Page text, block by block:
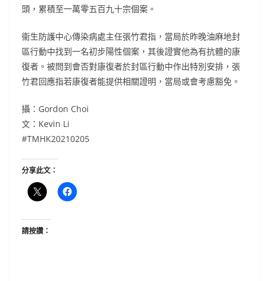
頭，累積至一萬零五百九十宗個案。
衞生防護中心傳染病處主任張竹君指，當局於昨晚油麻地封
區行動中找到一名初步陽性個案，其後證實他為有抗體的康
復者。被問到會否對康復者於封區行動中作出特別安排，張
竹君回應指若康復者能提供相關證明，當局或會考慮豁免。
攝：Gordon Choi
文：Kevin Li
#TMHK20210205
分享此文：
請按讚：